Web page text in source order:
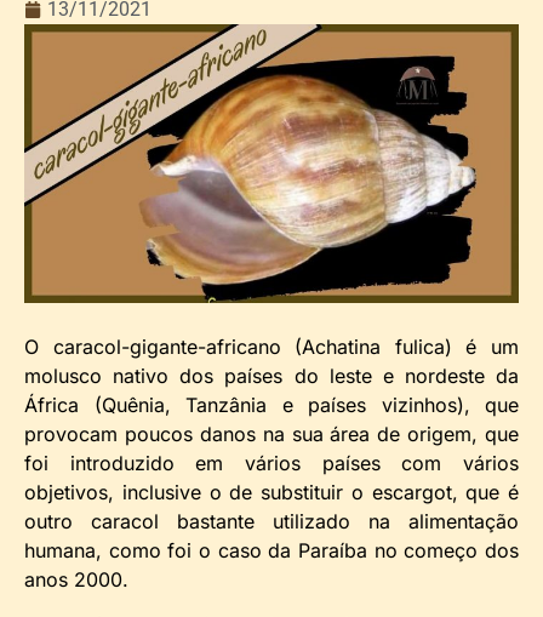
13/11/2021
O caracol-gigante-africano (Achatina fulica) é um
molusco nativo dos países do leste e nordeste da
África (Quênia, Tanzânia e países vizinhos), que
provocam poucos danos na sua área de origem, que
foi introduzido em vários países com vários
objetivos, inclusive o de substituir o escargot, que é
outro caracol bastante utilizado na alimentação
humana, como foi o caso da Paraíba no começo dos
anos 2000.